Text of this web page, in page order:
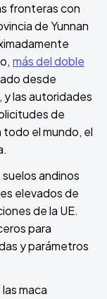
fronteras con
de Yunnan
más del doble
desde
las autoridades
de
el mundo, el
suelos andinos
elevados de
de la UE.
para
y parámetros
maca